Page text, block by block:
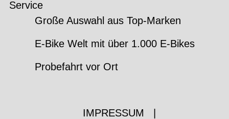
Service
Große Auswahl aus Top-Marken
E-Bike Welt mit über 1.000 E-Bikes
Probefahrt vor Ort
IMPRESSUM